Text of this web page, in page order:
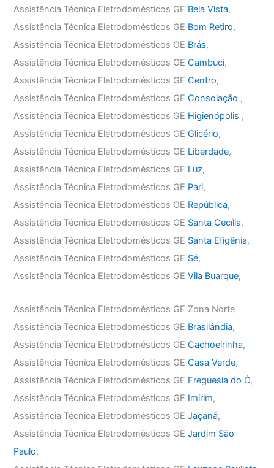
Assistência Técnica Eletrodomésticos GE Bela Vista,
Assistência Técnica Eletrodomésticos GE Bom Retiro,
Assistência Técnica Eletrodomésticos GE Brás,
Assistência Técnica Eletrodomésticos GECambuci,
Assistência Técnica Eletrodomésticos GECentro,
Assistência Técnica Eletrodomésticos GEConsolação ,
Assistência Técnica Eletrodomésticos GE Higienópolis ,
Assistência Técnica Eletrodomésticos GEGlicério,
Assistência Técnica Eletrodomésticos GE Liberdade,
Assistência Técnica Eletrodomésticos GE Luz,
Assistência Técnica Eletrodomésticos GE Pari,
Assistência Técnica Eletrodomésticos GE República,
Assistência Técnica Eletrodomésticos GE Santa Cecília,
Assistência Técnica Eletrodomésticos GE Santa Efigênia,
Assistência Técnica Eletrodomésticos GE Sé,
Assistência Técnica Eletrodomésticos GEVila Buarque,
Assistência Técnica Eletrodomésticos GE Zona Norte
Assistência Técnica Eletrodomésticos GE Brasilândia,
Assistência Técnica Eletrodomésticos GECachoeirinha,
Assistência Técnica Eletrodomésticos GECasa Verde,
Assistência Técnica Eletrodomésticos GE Freguesia do Ó,
Assistência Técnica Eletrodomésticos GE Imirim,
Assistência Técnica Eletrodomésticos GEJaçanã,
Assistência Técnica Eletrodomésticos GEJardim São
Paulo,